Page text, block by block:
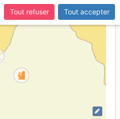
Tout refuser
Tout accepter